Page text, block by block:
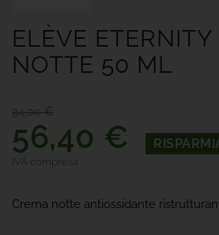
ELÈVE
NOTTE 50 ML
94,00 €
56,40 €
IVA compresa
Crema notte antiossidante